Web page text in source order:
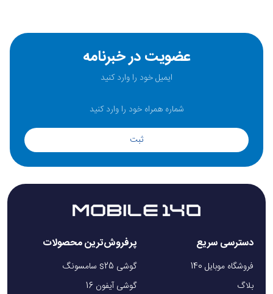
عضویت در خبرنامه
ثبت
دسترسی سریع
فروشگاه موبایل 140
بلاگ
پرفروش‌ترین محصولات
گوشی s25 سامسونگ
گوشی آیفون 16